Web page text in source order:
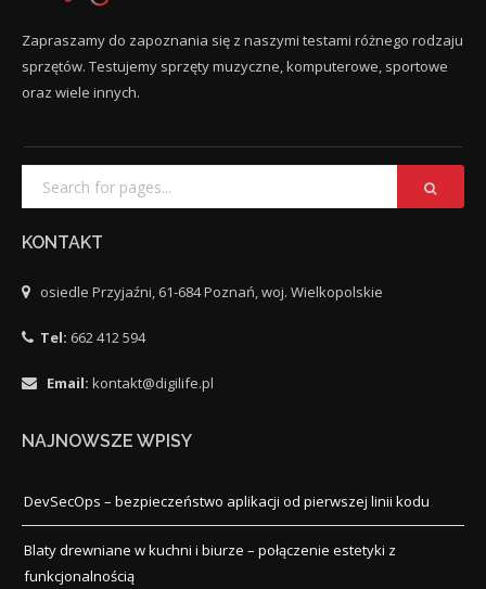
Zapraszamy do zapoznania się z naszymi testami różnego rodzaju
sprzętów. Testujemy sprzęty muzyczne, komputerowe, sportowe
oraz wiele innych.
KONTAKT
osiedle Przyjaźni, 61-684 Poznań, woj. Wielkopolskie
Tel: 662 412 594
Email: kontakt@digilife.pl
NAJNOWSZE WPISY
DevSecOps – bezpieczeństwo aplikacji od pierwszej linii kodu
Blaty drewniane w kuchni i biurze – połączenie estetyki z
funkcjonalnością